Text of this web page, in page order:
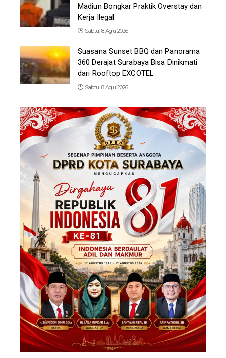
Madiun Bongkar Praktik Overstay dan
Kerja Ilegal
Sabtu, 8 Agu 2026
Suasana Sunset BBQ dan Panorama
360 Derajat Surabaya Bisa Dinikmati
dari Rooftop EXCOTEL
Sabtu, 8 Agu 2026